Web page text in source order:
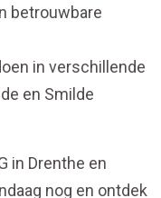
betrouwbare
in verschillende
en Smilde
in Drenthe en
nog en ontdek